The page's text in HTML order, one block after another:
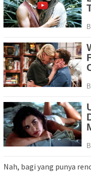
Nah, bagi yang punya